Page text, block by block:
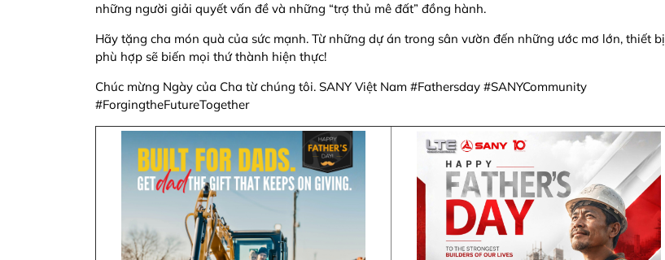
những người giải quyết vấn đề và những “trợ thủ mê đất” đồng hành.
Hãy tặng cha món quà của sức mạnh. Từ những dự án trong sân vườn đến những ước mơ lớn, thiết bị
phù hợp sẽ biến mọi thứ thành hiện thực!
Chúc mừng Ngày của Cha từ chúng tôi. SANY Việt Nam #Fathersday #SANYCommunity
#ForgingtheFutureTogether